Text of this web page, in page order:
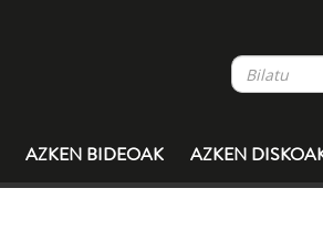
AZKEN BIDEOAK AZKEN